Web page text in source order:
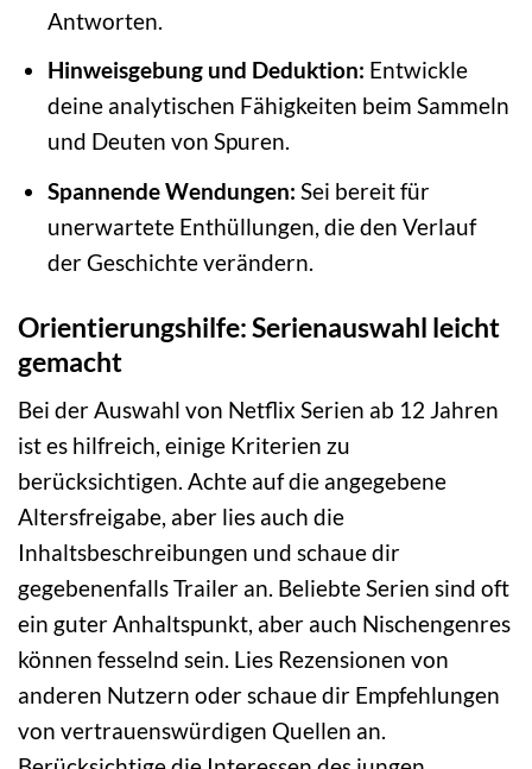
Antworten.
Hinweisgebung und Deduktion: Entwickle
deine analytischen Fähigkeiten beim Sammeln
und Deuten von Spuren.
Spannende Wendungen: Sei bereit für
unerwartete Enthüllungen, die den Verlauf
der Geschichte verändern.
Orientierungshilfe: Serienauswahl leicht
gemacht
Bei der Auswahl von Netflix Serien ab 12 Jahren
ist es hilfreich, einige Kriterien zu
berücksichtigen. Achte auf die angegebene
Altersfreigabe, aber lies auch die
Inhaltsbeschreibungen und schaue dir
gegebenenfalls Trailer an. Beliebte Serien sind oft
ein guter Anhaltspunkt, aber auch Nischengenres
können fesselnd sein. Lies Rezensionen von
anderen Nutzern oder schaue dir Empfehlungen
von vertrauenswürdigen Quellen an.